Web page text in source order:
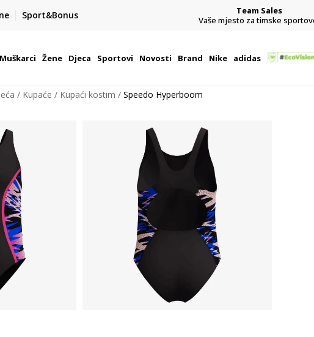
Sport&Bonus
NOW
800 paketomata u Hrvatskoj
Team Sales
Vaše mjesto za timske sportove.
Muškarci Žene Djeca Sportovi Novosti Brand Nike adidas
Kupaće Kupaći kostim Speedo Hyperboom